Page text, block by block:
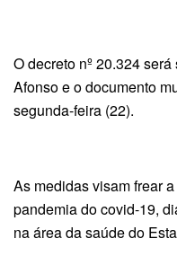
O decreto nº 20.324
Afonso e o documento
segunda-feira (22).
As medidas visam frear
pandemia do covid-19,
na área da saúde do